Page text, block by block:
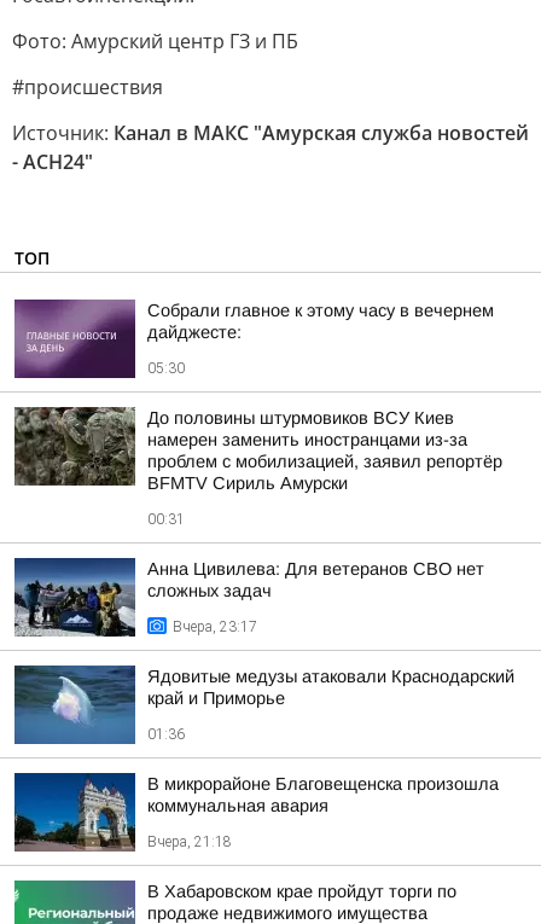
Фото: Амурский центр ГЗ и ПБ
#происшествия
Источник: Канал в МАКС "Амурская служба новостей
- АСН24"
ТОП
Собрали главное к этому часу в вечернем
дайджесте:
05:30
До половины штурмовиков ВСУ Киев
намерен заменить иностранцами из-за
проблем с мобилизацией, заявил репортёр
BFMTV Сириль Амурски
00:31
Анна Цивилева: Для ветеранов СВО нет
сложных задач
Вчера, 23:17
Ядовитые медузы атаковали Краснодарский
край и Приморье
01:36
В микрорайоне Благовещенска произошла
коммунальная авария
Вчера, 21:18
В Хабаровском крае пройдут торги по
продаже недвижимого имущества